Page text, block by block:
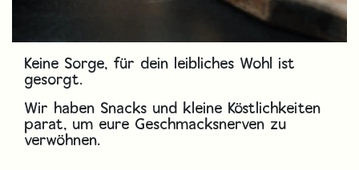
Keine Sorge, für dein leibliches Wohl ist
gesorgt.
Wir haben Snacks und kleine Köstlichkeiten
parat, um eure Geschmacksnerven zu
verwöhnen.